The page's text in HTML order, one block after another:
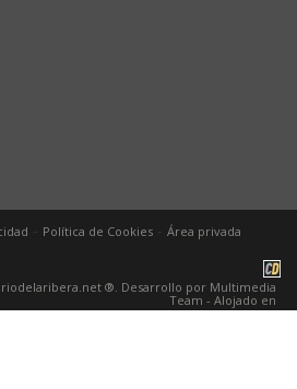
Política de Cookies Área privada
®. Desarrollo por Multimedia
Team - Alojado en